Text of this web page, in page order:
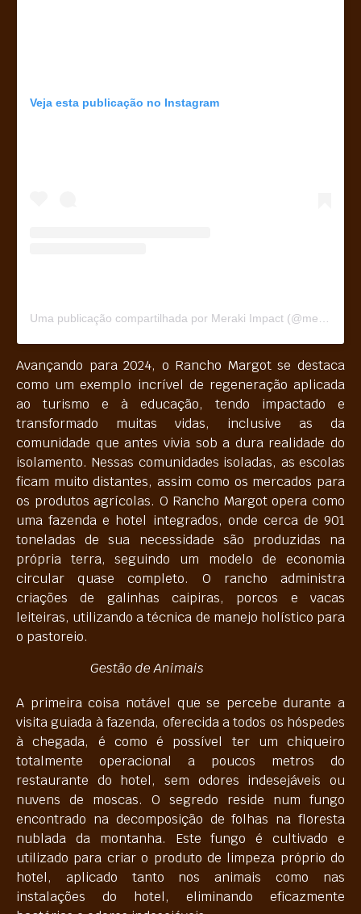
Veja esta publicação no Instagram
Avançando para 2024, o Rancho Margot se destaca
como um exemplo incrível de regeneração aplicada
ao turismo e à educação, tendo impactado e
transformado muitas vidas, inclusive as da
comunidade que antes vivia sob a dura realidade do
isolamento. Nessas comunidades isoladas, as escolas
ficam muito distantes, assim como os mercados para
os produtos agrícolas. O Rancho Margot opera como
uma fazenda e hotel integrados, onde cerca de 901
toneladas de sua necessidade são produzidas na
própria terra, seguindo um modelo de economia
circular quase completo. O rancho administra
criações de galinhas caipiras, porcos e vacas
leiteiras, utilizando a técnica de manejo holístico para
o pastoreio.
Gestão de Animais
A primeira coisa notável que se percebe durante a
visita guiada à fazenda, oferecida a todos os hóspedes
à chegada, é como é possível ter um chiqueiro
totalmente operacional a poucos metros do
restaurante do hotel, sem odores indesejáveis ou
nuvens de moscas. O segredo reside num fungo
encontrado na decomposição de folhas na floresta
nublada da montanha. Este fungo é cultivado e
utilizado para criar o produto de limpeza próprio do
hotel, aplicado tanto nos animais como nas
instalações do hotel, eliminando eficazmente